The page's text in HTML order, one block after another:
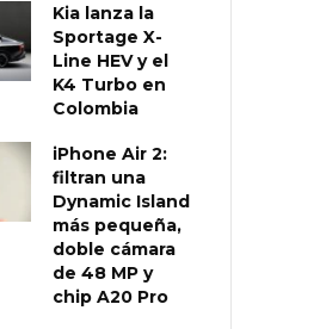
Kia lanza la
Sportage X-
Line HEV y el
K4 Turbo en
Colombia
iPhone Air 2:
filtran una
Dynamic Island
más pequeña,
doble cámara
de 48 MP y
chip A20 Pro